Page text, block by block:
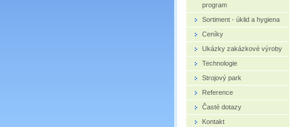
program
Sortiment - úklid a hygiena
Ceníky
Ukázky zakázkové výroby
Technologie
Strojový park
Reference
Časté dotazy
Kontakt